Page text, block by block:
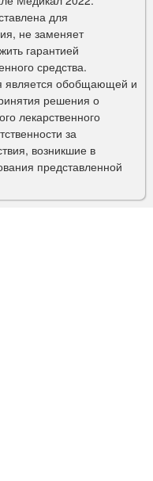
для
не заменяет
гарантией
средства.
является обобщающей и
решения о
лекарственного
за
возникшие в
представленной